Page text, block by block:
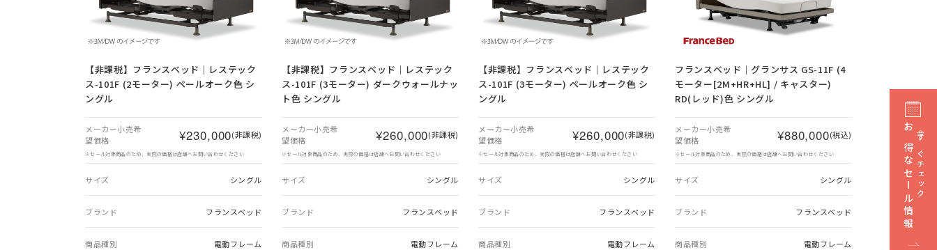
【非課税】 フランスベッド｜レステック
ス-101F (2モーター) ペールオーク色 シ
ングル
メーカー小売希
望価格
¥230,000(非課税)
※セール対象商品のため、実際の価格は店舗へお問い合わせください
サイズ シングル
ブランド フランスベッド
商品種別 電動フレーム
【非課税】 フランスベッド｜レステック
ス-101F (3モーター) ダークウォールナッ
ト色 シングル
メーカー小売希
望価格
¥260,000(非課税)
※セール対象商品のため、実際の価格は店舗へお問い合わせください
サイズ シングル
ブランド フランスベッド
商品種別 電動フレーム
【非課税】 フランスベッド｜レステック
ス-101F (3モーター) ペールオーク色 シ
ングル
メーカー小売希
望価格
¥260,000(非課税)
※セール対象商品のため、実際の価格は店舗へお問い合わせください
サイズ シングル
ブランド フランスベッド
商品種別 電動フレーム
フランスベッド｜グランサス GS-11F (4
モーター[2M+HR+HL] / キャスター)
RD(レッド)色 シングル
メーカー小売希
望価格
¥880,000(税込)
※セール対象商品のため、実際の価格は店舗へお問い合わせください
サイズ シングル
ブランド フランスベッド
商品種別 電動フレーム
今すぐチェック
お得なセール情報